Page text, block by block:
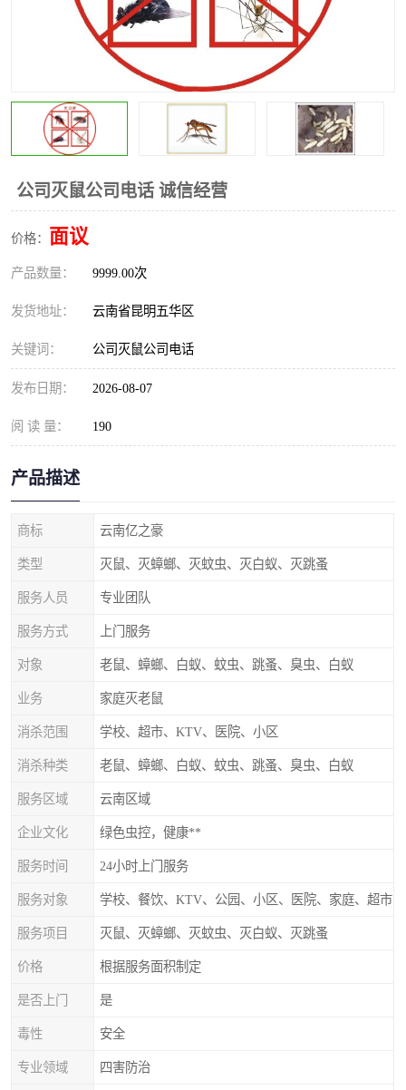
公司灭鼠公司电话 诚信经营
价格： 面议
产品数量： 9999.00次
发货地址： 云南省昆明五华区
关键词： 公司灭鼠公司电话
发布日期： 2026-08-07
阅 读 量： 190
产品描述
商标 云南亿之豪
类型 灭鼠、灭蟑螂、灭蚊虫、灭白蚁、灭跳蚤
服务人员 专业团队
服务方式 上门服务
对象 老鼠、蟑螂、白蚁、蚊虫、跳蚤、臭虫、白蚁
业务 家庭灭老鼠
消杀范围 学校、超市、KTV、医院、小区
消杀种类 老鼠、蟑螂、白蚁、蚊虫、跳蚤、臭虫、白蚁
服务区域 云南区域
企业文化 绿色虫控，健康**
服务时间 24小时上门服务
服务对象 学校、餐饮、KTV、公园、小区、医院、家庭、超市
服务项目 灭鼠、灭蟑螂、灭蚊虫、灭白蚁、灭跳蚤
价格 根据服务面积制定
是否上门 是
毒性 安全
专业领域 四害防治